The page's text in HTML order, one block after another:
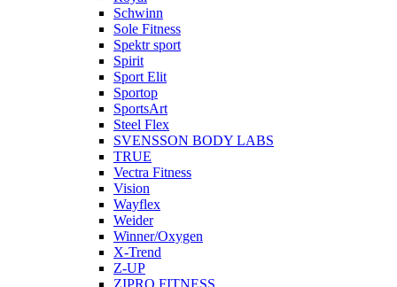
Schwinn
Sole Fitness
Spektr sport
Spirit
Sport Elit
Sportop
SportsArt
Steel Flex
SVENSSON BODY LABS
TRUE
Vectra Fitness
Vision
Wayflex
Weider
Winner/Oxygen
X-Trend
Z-UP
ZIPRO FITNESS